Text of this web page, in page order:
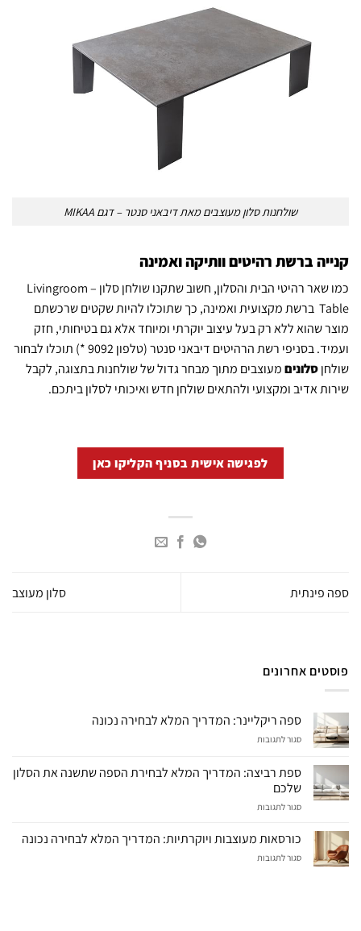
שולחנות סלון מעוצבים מאת דיבאני סנטר – דגם MIKAA
קנייה ברשת רהיטים וותיקה ואמינה
כמו שאר רהיטי הבית והסלון, חשוב שתקנו
שולחן סלון – Livingroom
Table ברשת מקצועית ואמינה, כך שתוכלו להיות שקטים שרכשתם
מוצר שהוא ללא רק בעל עיצוב יוקרתי ומיוחד אלא גם בטיחותי, חזק
ועמיד. בסניפי רשת הרהיטים דיבאני סנטר (טלפון 9092 *) תוכלו לבחור
שולחןסלוניםמעוצבים מתוך מבחר גדול של שולחנות בתצוגה, לקבל
שירות אדיב ומקצועי ולהתאים שולחן חדש ואיכותי לסלון ביתכם.
לפגישה אישית בסניף הקליקו כאן
ספה פינתית סלון מעוצב
פוסטים אחרונים
ספה ריקליינר: המדריך המלא לבחירה נכונה
סגור לתגובות
המדריך
לבחירה
ספת רביצה: המדריך המלא לבחירת הספה שתשנה את הסלון
שלכם
סגור לתגובות
רביצה:
המדריך
המלא
כורסאות מעוצבות ויוקרתיות: המדריך המלא לבחירה נכונה
סגור לתגובות